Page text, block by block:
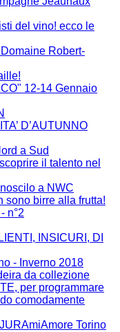
del vino! ecco le
Robert-
12-14 Gennaio
D’AUTUNNO
a Sud
il talento nel
a NWC
sono birre alla frutta!
n°2
INSICURI, DI
- Inverno 2018
da collezione
per programmare
comodamente
Torino